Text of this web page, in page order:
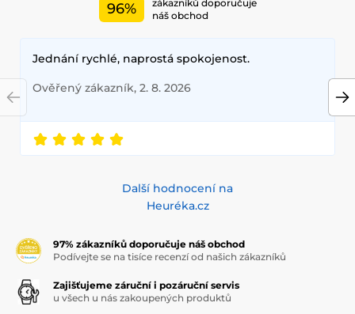
96%
zákazníků doporučuje
náš obchod
Jednání rychlé, naprostá spokojenost.
Ověřený zákazník, 2. 8. 2026
Další hodnocení na
Heuréka.cz
97% zákazníků doporučuje náš obchod
Podívejte se na tisíce recenzí od našich zákazníků
Zajišťujeme záruční i pozáruční servis
u všech u nás zakoupených produktů